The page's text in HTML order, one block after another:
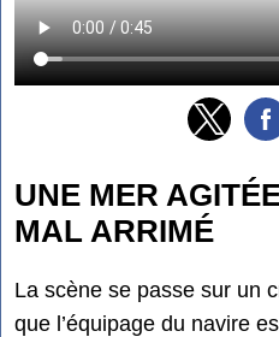
UNE MER
MAL ARRIMÉ
La scène se passe sur un
que l’équipage du navire